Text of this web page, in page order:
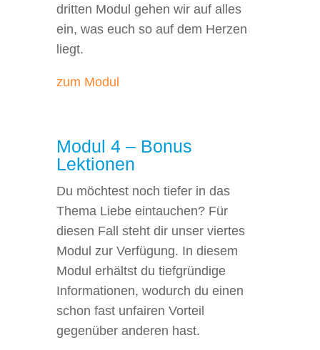
dritten Modul gehen wir auf alles
ein, was euch so auf dem Herzen
liegt.
zum Modul
Modul 4 – Bonus
Lektionen
Du möchtest noch tiefer in das
Thema Liebe eintauchen? Für
diesen Fall steht dir unser viertes
Modul zur Verfügung. In diesem
Modul erhältst du tiefgründige
Informationen, wodurch du einen
schon fast unfairen Vorteil
gegenüber anderen hast.